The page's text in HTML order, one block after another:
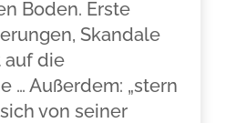
Boden. Erste
Skandale
auf die
… Außerdem: „stern
von seiner